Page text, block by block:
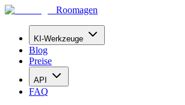
Roomagen
KI-Werkzeuge
Blog
Preise
API
FAQ